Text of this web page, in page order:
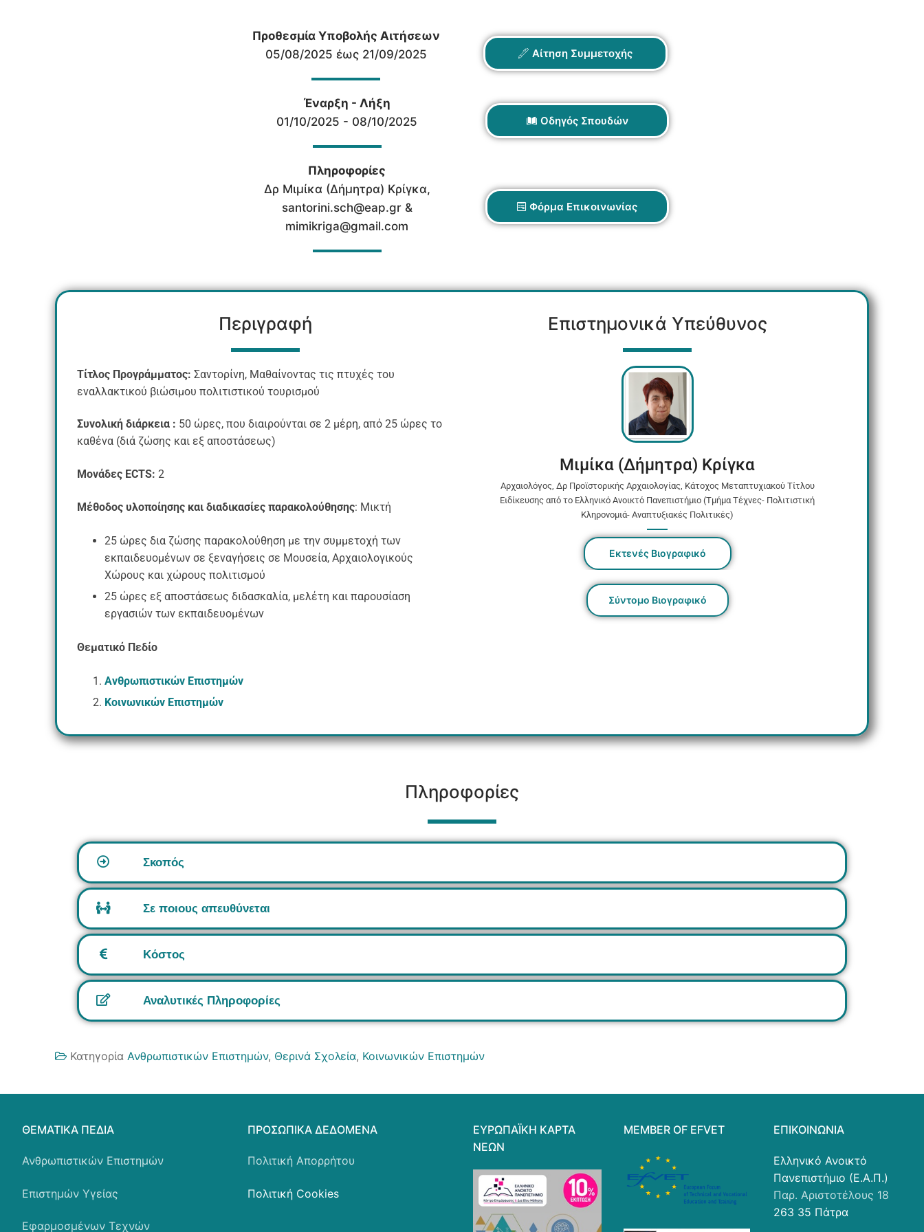
Προθεσμία Υποβολής Αιτήσεων
05/08/2025 έως 21/09/2025
Αίτηση Συμμετοχής
Έναρξη - Λήξη
01/10/2025 - 08/10/2025
Οδηγός Σπουδών
Πληροφορίες
Δρ Μιμίκα (Δήμητρα) Κρίγκα,
santorini.sch@eap.gr &
mimikriga@gmail.com
Φόρμα Επικοινωνίας
Περιγραφή
Τίτλος Προγράμματος: Σαντορίνη, Μαθαίνοντας τις πτυχές του
εναλλακτικού βιώσιμου πολιτιστικού τουρισμού
Συνολική διάρκεια : 50 ώρες, που διαιρούνται σε 2 μέρη, από 25 ώρες το
καθένα (διά ζώσης και εξ αποστάσεως)
Μονάδες ECTS: 2
Μέθοδος υλοποίησης και διαδικασίες παρακολούθησης: Μικτή
25 ώρες δια ζώσης παρακολούθηση με την συμμετοχή των
εκπαιδευομένων σε ξεναγήσεις σε Μουσεία, Αρχαιολογικούς
Χώρους και χώρους πολιτισμού
25 ώρες εξ αποστάσεως διδασκαλία, μελέτη και παρουσίαση
εργασιών των εκπαιδευομένων
Θεματικό Πεδίο
Ανθρωπιστικών Επιστημών
Κοινωνικών Επιστημών
Επιστημονικά Υπεύθυνος
Μιμίκα (Δήμητρα) Κρίγκα
Αρχαιολόγος, Δρ Προϊστορικής Αρχαιολογίας, Κάτοχος Μεταπτυχιακού Τίτλου
Ειδίκευσης από το Ελληνικό Ανοικτό Πανεπιστήμιο (Τμήμα Τέχνες- Πολιτιστική
Κληρονομιά- Αναπτυξιακές Πολιτικές)
Εκτενές Βιογραφικό
Σύντομο Βιογραφικό
Πληροφορίες
Σκοπός
Σε ποιους απευθύνεται
Κόστος
Αναλυτικές Πληροφορίες
Κατηγορία Ανθρωπιστικών Επιστημών, Θερινά Σχολεία, Κοινωνικών Επιστημών
ΘΕΜΑΤΙΚΆ ΠΕΔΊΑ
Ανθρωπιστικών Επιστημών
Επιστημών Υγείας
Εφαρμοσμένων Τεχνών
ΠΡΟΣΩΠΙΚΆ ΔΕΔΟΜΈΝΑ
Πολιτική Απορρήτου
Πολιτική Cookies
ΕΥΡΩΠΑΪΚΗ ΚΑΡΤΑ
ΝΕΩΝ
MEMBER OF EFVET ΕΠΙΚΟΙΝΩΝΊΑ
Ελληνικό Ανοικτό
Πανεπιστήμιο (Ε.Α.Π.)
Παρ. Αριστοτέλους 18
263 35 Πάτρα